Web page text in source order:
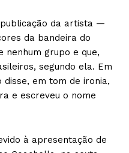
da artista —
da bandeira do
nenhum grupo e que,
segundo ela. Em
disse, em tom de ironia,
e escreveu o nome
à apresentação de